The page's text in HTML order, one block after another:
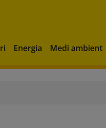
Energia Medi ambient